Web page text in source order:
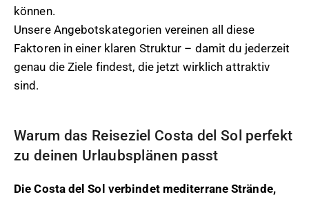
können.
Unsere Angebotskategorien vereinen all diese
Faktoren in einer klaren Struktur – damit du jederzeit
genau die Ziele findest, die jetzt wirklich attraktiv
sind.
Warum das Reiseziel Costa del Sol perfekt
zu deinen Urlaubsplänen passt
Die Costa del Sol verbindet mediterrane Strände,